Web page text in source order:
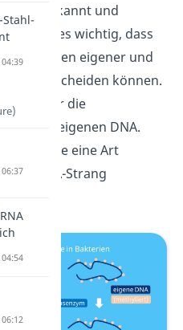
direkt erkannt und
Dabei ist es wichtig, dass
zwischen eigener und
unterscheiden können.
sie über die
ihrer eigenen DNA.
du dir wie eine Art
am DNA-Strang